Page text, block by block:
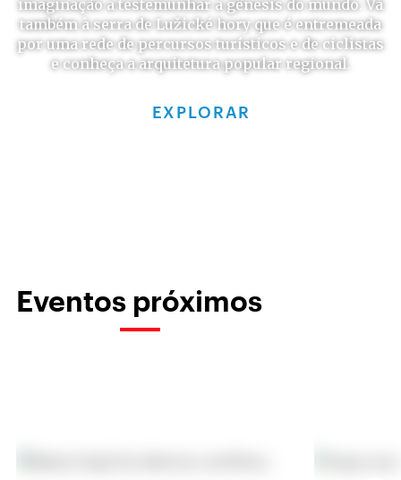
imaginação a testemunhar a gênesis do mundo. Vá
também à serra de Lužické hory que é entremeada
por uma rede de percursos turísticos e de ciclistas
e conheça a arquitetura popular regional.
EXPLORAR
Eventos próximos